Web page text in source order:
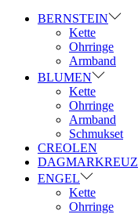
BERNSTEIN
Kette
Ohrringe
Armband
BLUMEN
Kette
Ohrringe
Armband
Schmukset
CREOLEN
DAGMARKREUZ
ENGEL
Kette
Ohrringe